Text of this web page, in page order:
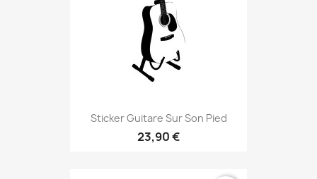
Sticker Guitare Sur Son Pied
23,90 €